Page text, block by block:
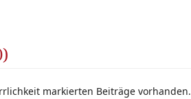
markierten Beiträge vorhanden.